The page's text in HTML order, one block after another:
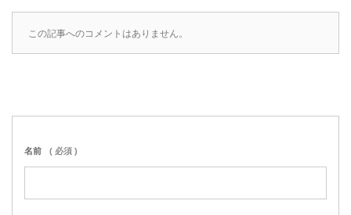
この記事へのコメントはありません。
名前 ( 必須 )